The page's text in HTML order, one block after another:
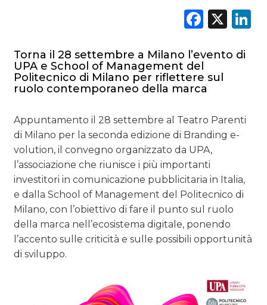
PREVISIONI/SCENARI
TREND
CASE HISTORY
OPINIONI
X
Torna il 28 settembre a Milano l’evento di
UPA e School of Management del
Politecnico di Milano per riflettere sul
ruolo contemporaneo della marca
Appuntamento il 28 settembre al Teatro Parenti
di Milano per la seconda edizione di Branding e-
volution, il convegno organizzato da UPA,
l’associazione che riunisce i più importanti
investitori in comunicazione pubblicitaria in Italia,
e dalla School of Management del Politecnico di
Milano, con l’obiettivo di fare il punto sul ruolo
della marca nell’ecosistema digitale, ponendo
l’accento sulle criticità e sulle possibili opportunità
di sviluppo.